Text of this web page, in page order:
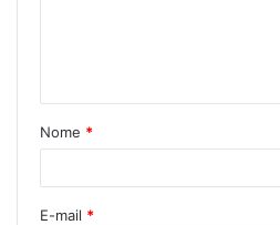
Nome *
E-mail *